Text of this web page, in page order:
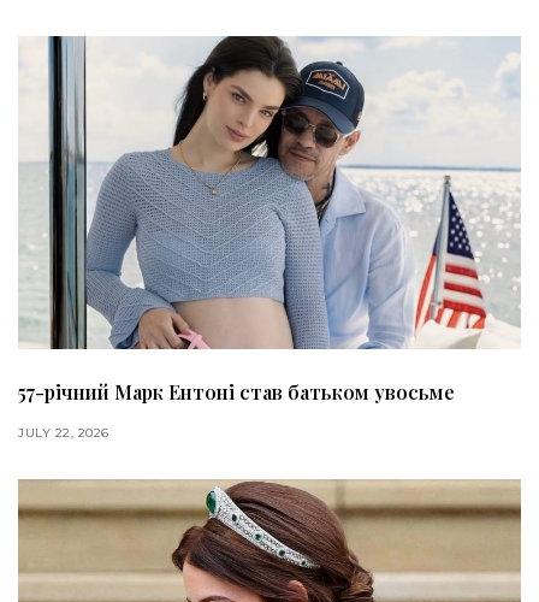
57-річний Марк Ентоні став батьком увосьме
JULY 22, 2026